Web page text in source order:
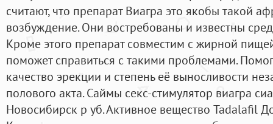
считают, что препарат Виагра это якобы такой
возбуждение. Они востребованы и известны
Кроме этого препарат совместим с жирной
поможет справиться с такими проблемами.
качество эрекции и степень её выносливости
полового акта. Саймы секс-стимулятор виагра
Новосибирск р уб. Активное вещество Tadalafil